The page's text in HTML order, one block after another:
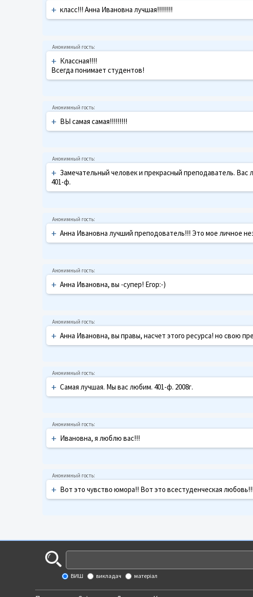
+ класс!!! Анна Ивановна лучшая!!!!!!!!
+ Классная!!!!
Всегда понимает студентов!
+ ВЫ самая самая!!!!!!!!!
+ Замечательный человек и прекрасный преподаватель. Вас
401-ф.
+ Анна Ивановна лучший преподователь!!! Это мое личное
+ Анна Ивановна, вы -супер! Егор:-)
+ Анна Ивановна, вы правы, насчет этого ресурса! но свою
+ Самая лучшая. Мы вас любим. 401-ф. 2008г.
+ Ивановна, я люблю вас!!!
+ Вот это чувство юмора!! Вот это всестуденческая
ВИШ викладач матеріал